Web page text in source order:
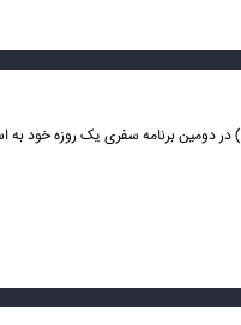
سفررئیس‌جمهور«مسعود پزشکیان» صبح پنج‌شنبه (۲۰ شهریور ۱۴۰۴) در دومین برنامه سفری یک